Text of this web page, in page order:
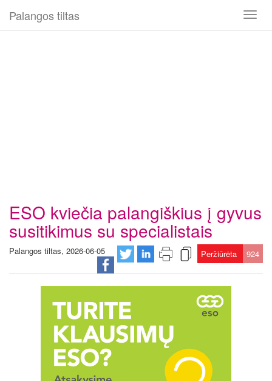
Toggle
Palangos tiltas
ESO kviečia palangiškius į gyvus
susitikimus su specialistais
Palangos tiltas, 2026-06-05 Peržiūrėta 924